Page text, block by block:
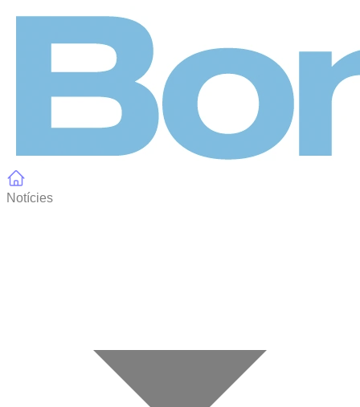
Notícies